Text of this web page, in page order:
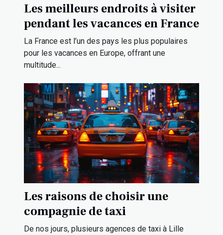
Les meilleurs endroits à visiter
pendant les vacances en France
La France est l’un des pays les plus populaires
pour les vacances en Europe, offrant une
multitude...
Les raisons de choisir une
compagnie de taxi
De nos jours, plusieurs agences de taxi à Lille